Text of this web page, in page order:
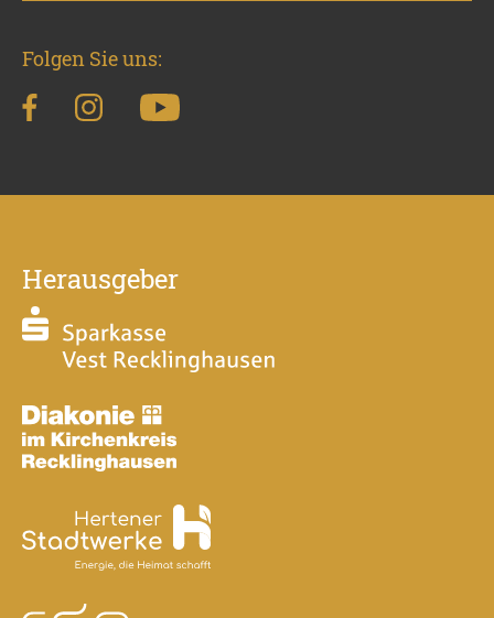
Folgen Sie uns:
Herausgeber